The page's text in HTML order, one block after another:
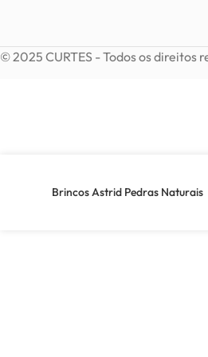
© 2025 CURTES - Todos os direitos
Brincos Astrid Pedras Naturais